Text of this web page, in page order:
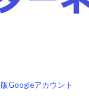
Googleアカウント